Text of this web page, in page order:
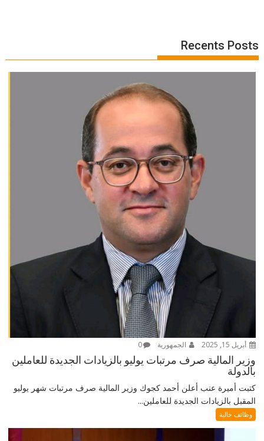
Recents Posts
أبريل 15, 2025 الجمهورية 0
وزير المالية صرف مرتبات يوليو بالزيادات الجديدة للعاملين
بالدولة
كتبت أميرة عنب أعلن أحمد كجوك وزير المالية صرف مرتبات شهر يوليو
المقبل بالزيادات الجديدة للعاملين...
وظائف خالية